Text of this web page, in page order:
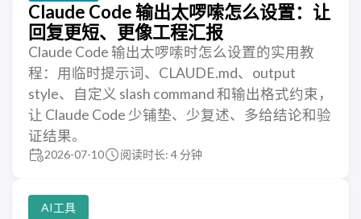
Claude Code 输出太啰嗦怎么设置：让
回复更短、更像工程汇报
Claude Code 输出太啰嗦时怎么设置的实用教
程：用临时提示词、CLAUDE.md、output
style、自定义 slash command 和输出格式约束，
让 Claude Code 少铺垫、少复述、多给结论和验
证结果。
2026-07-10 阅读时长: 4 分钟
AI工具